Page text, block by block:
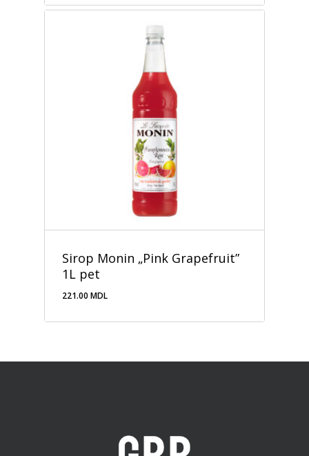
Sirop Monin „Pink Grapefruit”
1L pet
221.00 MDL